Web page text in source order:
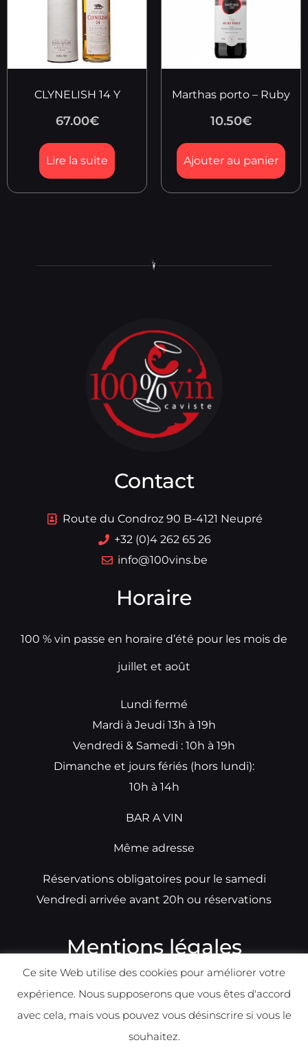
CLYNELISH 14 Y
67.00€
Lire la suite
Marthas porto – Ruby
10.50€
Ajouter au panier
Contact
Route du Condroz 90 B-4121 Neupré
+32 (0)4 262 65 26
info@100vins.be
Horaire
100 % vin passe en horaire d’été pour les mois de
juillet et août
Lundi fermé
Mardi à Jeudi 13h à 19h
Vendredi & Samedi : 10h à 19h
Dimanche et jours fériés (hors lundi):
10h à 14h
BAR A VIN
Même adresse
Réservations obligatoires pour le samedi
Vendredi arrivée avant 20h ou réservations
Mentions légales
Ce site Web utilise des cookies pour améliorer votre
expérience. Nous supposerons que vous êtes d'accord
avec cela, mais vous pouvez vous désinscrire si vous le
souhaitez.